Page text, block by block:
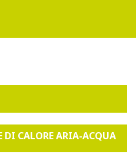
DI CALORE ARIA-ACQUA